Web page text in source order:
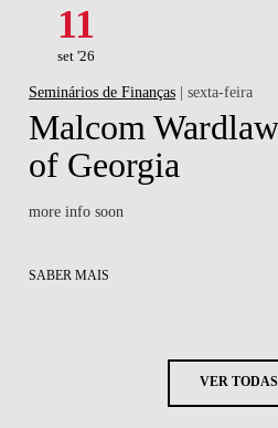
11
set '26
Seminários de Finanças | sexta-feira
Malcom
of Georgia
more info soon
SABER MAIS
VER TODAS